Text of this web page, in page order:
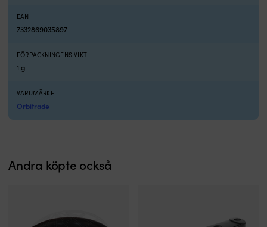
EAN
7332869035897
FÖRPACKNINGENS VIKT
1 g
VARUMÄRKE
Orbitrade
Andra köpte också